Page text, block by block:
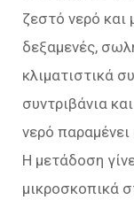
ζεστό νερό και
δεξαμενές,
κλιματιστικά
συντριβάνια
νερό
Η μετάδοση
μικροσκοπικά